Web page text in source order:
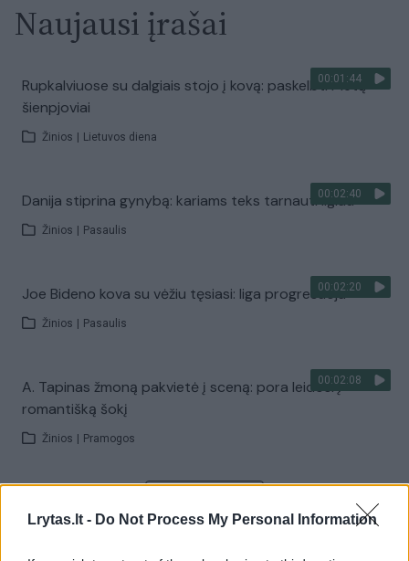
Lrytas.lt - Do Not Process My Personal Information
Naujausi įrašai
00:01:44
Rupkalviuose su dalgiais stojo į kovą: paskelbti Metų
šienpjoviai
Žinios Lietuvos diena
00:02:40
Danija stiprina gynybą: kariams teks tarnauti ilgiau
Žinios Pasaulis
00:02:20
Joe Bideno kova su vėžiu tęsiasi: liga progresuoja
Žinios Pasaulis
00:02:08
A. Tapinas žmoną pakvietė į sceną: pora leidosi į
romantišką šokį
Žinios Pramogos